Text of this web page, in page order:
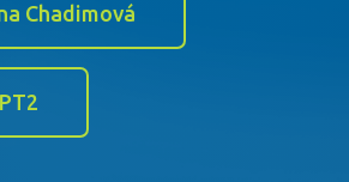
Chadimová